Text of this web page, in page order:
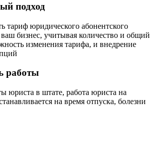
подход
тариф юридического абонентского
бизнес, учитывая количество и общий
изменения тарифа, и внедрение
работы
юриста в штате, работа юриста на
на время отпуска, болезни